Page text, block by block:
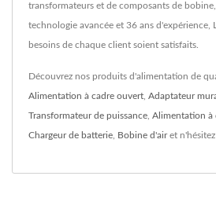
transformateurs et de composants de
technologie avancée et 36 ans d'expérience,
besoins de chaque client soient satisfaits.
Découvrez nos produits d'alimentation de
Alimentation à cadre ouvert, Adaptateur
Transformateur de puissance, Alimentation à
Chargeur de batterie, Bobine d'airet n'hésitez